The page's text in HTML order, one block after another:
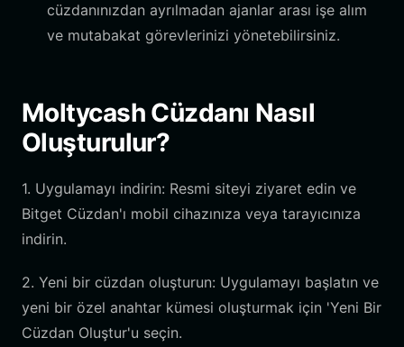
cüzdanınızdan ayrılmadan ajanlar arası işe alım
ve mutabakat görevlerinizi yönetebilirsiniz.
Moltycash Cüzdanı Nasıl
Oluşturulur?
1. Uygulamayı indirin: Resmi siteyi ziyaret edin ve
Bitget Cüzdan'ı mobil cihazınıza veya tarayıcınıza
indirin.
2. Yeni bir cüzdan oluşturun: Uygulamayı başlatın ve
yeni bir özel anahtar kümesi oluşturmak için 'Yeni Bir
Cüzdan Oluştur'u seçin.